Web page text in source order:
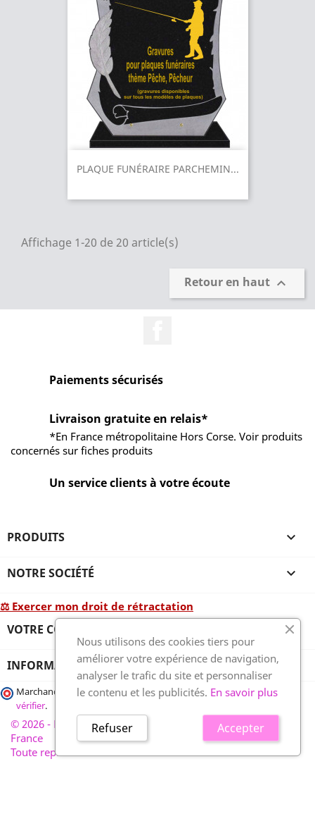
PLAQUE FUNÉRAIRE PARCHEMIN...
Affichage 1-20 de 20 article(s)
Retour en haut 
Paiements sécurisés
Livraison gratuite en relais*
*En France métropolitaine Hors Corse. Voir produits
concernés sur fiches produits
Un service clients à votre écoute
PRODUITS 
NOTRE SOCIÉTÉ 
⚖ Exercer mon droit de rétractation
VOTRE COMPTE 
INFORMATIONS
Marchand approuvé par la Société des Avis Garantis,cliquez ici pour
vérifier.
© 2026 - France-plaques-funéraires.fr, développé par Wess
France
Toute reproduction interdite
Nous utilisons des cookies tiers pour
améliorer votre expérience de navigation,
analyser le trafic du site et personnaliser
le contenu et les publicités. En savoir plus
Accepter
Refuser